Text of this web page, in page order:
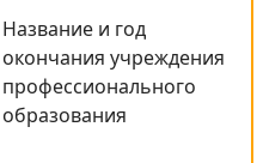
Название и год
окончания учреждения
профессионального
образования